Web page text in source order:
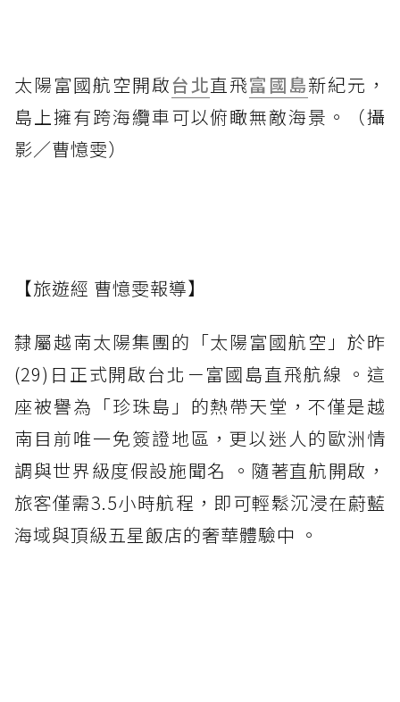
太陽富國航空開啟台北直飛富國島新紀元，
島上擁有跨海纜車可以俯瞰無敵海景。（攝
影／曹憶雯）
【旅遊經 曹憶雯報導】
隸屬越南太陽集團的「太陽富國航空」於昨
(29)日正式開啟台北－富國島直飛航線 。這
座被譽為「珍珠島」的熱帶天堂，不僅是越
南目前唯一免簽證地區，更以迷人的歐洲情
調與世界級度假設施聞名 。隨著直航開啟，
旅客僅需3.5小時航程，即可輕鬆沉浸在蔚藍
海域與頂級五星飯店的奢華體驗中 。